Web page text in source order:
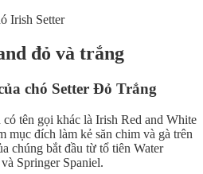
Irish Setter
đỏ và trắng
chó Setter Đỏ Trắng
tên gọi khác là Irish Red and White
mục đích làm kẻ săn chim và gà trên
chúng bắt đầu từ tổ tiên Water
Springer Spaniel.